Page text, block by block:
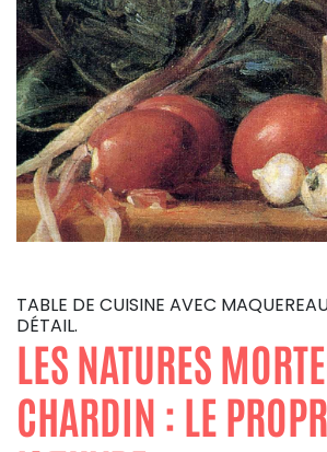
TABLE DE CUISINE AVEC
DÉTAIL.
LES NATURES
CHARDIN : LE